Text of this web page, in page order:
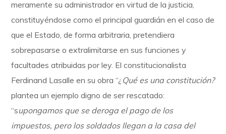
meramente su administrador en virtud de la justicia,
constituyéndose como el principal guardián en el caso de
que el Estado, de forma arbitraria, pretendiera
sobrepasarse o extralimitarse en sus funciones y
facultades atribuidas por ley. El constitucionalista
Ferdinand Lasalle en su obra “¿ Qué es una constitución?
plantea un ejemplo digno de ser rescatado:
“supongamos que se deroga el pago de los
impuestos, pero los soldados llegan a la casa del